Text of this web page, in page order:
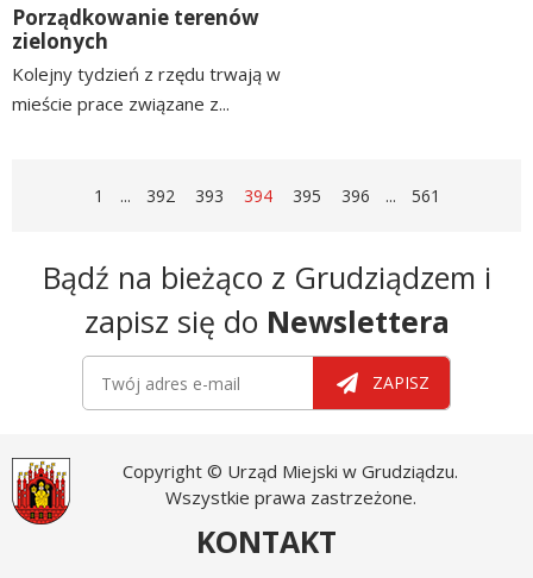
Porządkowanie terenów
zielonych
Kolejny tydzień z rzędu trwają w
mieście prace związane z...
STRONASTRONA
1 ... STRONA
392 STRONA
393 STRONA
394 STRONA
395 STRONA
396 ... STRONA
561
Newsletter
Bądź na bieżąco z Grudziądzem i
zapisz się do Newslettera
ZAPISZ
Copyright © Urząd Miejski w Grudziądzu.
Wszystkie prawa zastrzeżone.
KONTAKT